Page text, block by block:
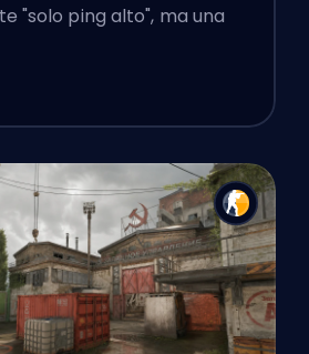
"solo ping alto", ma una